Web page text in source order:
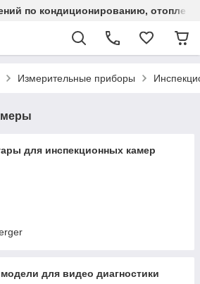
по кондиционированию,
Измерительные приборы
для инспекционных камер
для видео диагностики